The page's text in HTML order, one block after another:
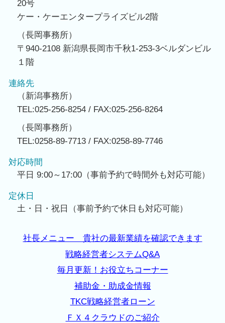
20号
ケー・ケーエンタープライズビル2階
（長岡事務所）
〒940-2108 新潟県長岡市千秋1-253-3ベルダンビル
１階
連絡先
（新潟事務所）
TEL:025-256-8254 / FAX:025-256-8264
（長岡事務所）
TEL:0258-89-7713 / FAX:0258-89-7746
対応時間
平日 9:00～17:00（事前予約で時間外も対応可能）
定休日
土・日・祝日（事前予約で休日も対応可能）
社長メニュー 貴社の最新業績を確認できます
戦略経営者システムQ&A
毎月更新！お役立ちコーナー
補助金・助成金情報
TKC戦略経営者ローン
ＦＸ４クラウドのご紹介